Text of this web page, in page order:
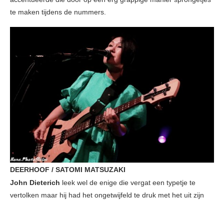
te maken tijdens de nummers.
DEERHOOF / SATOMI MATSUZAKI
John Dieterich leek wel de enige die vergat een typetje te
vertolken maar hij had het ongetwijfeld te druk met het uit zijn